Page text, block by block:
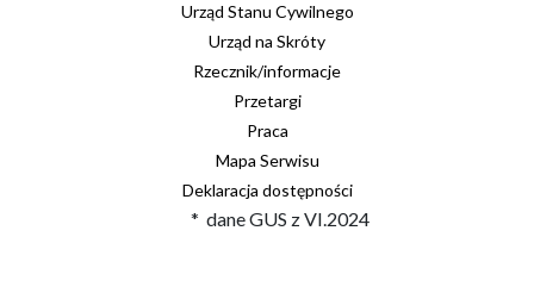
Urząd Stanu Cywilnego
Urząd na Skróty
Rzecznik/informacje
Przetargi
Praca
Mapa Serwisu
Deklaracja dostępności
* dane GUS z VI.2024